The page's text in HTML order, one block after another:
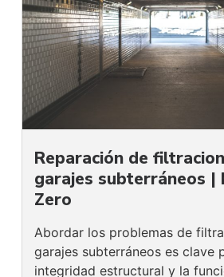
Reparación de
garajes subterráneos |
Zero
Abordar los problemas de
garajes subterráneos es clave
integridad estructural y la